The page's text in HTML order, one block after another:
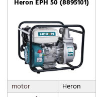
Heron EPH 50 (8895101)
motor
Heron